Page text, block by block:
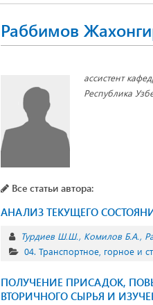
Раббимов
ассистент
Республика
Все статьи автора:
АНАЛИЗ ТЕКУЩЕГО
Турдиев Ш.Ш. Комилов Б.А.
04. Транспортное, горное и
ПОЛУЧЕНИЕ ПРИСАДОК,
ВТОРИЧНОГО СЫРЬЯ И